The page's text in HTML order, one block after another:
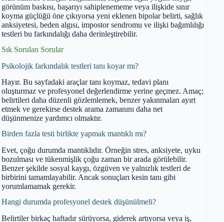
görünüm baskısı, başarıyı sahiplenememe veya ilişkide sınır
koyma güçlüğü öne çıkıyorsa yeni eklenen bipolar belirti, sağlık
anksiyetesi, beden algısı, impostor sendromu ve ilişki bağımlılığı
testleri bu farkındalığı daha derinleştirebilir.
Sık Sorulan Sorular
Psikolojik farkındalık testleri tanı koyar mı?
Hayır. Bu sayfadaki araçlar tanı koymaz, tedavi planı
oluşturmaz ve profesyonel değerlendirme yerine geçmez. Amaç;
belirtileri daha düzenli gözlemlemek, benzer yakınmaları ayırt
etmek ve gerekirse destek arama zamanını daha net
düşünmenize yardımcı olmaktır.
Birden fazla testi birlikte yapmak mantıklı mı?
Evet, çoğu durumda mantıklıdır. Örneğin stres, anksiyete, uyku
bozulması ve tükenmişlik çoğu zaman bir arada görülebilir.
Benzer şekilde sosyal kaygı, özgüven ve yalnızlık testleri de
birbirini tamamlayabilir. Ancak sonuçları kesin tanı gibi
yorumlamamak gerekir.
Hangi durumda profesyonel destek düşünülmeli?
Belirtiler birkaç haftadır sürüyorsa, giderek artıyorsa veya iş,